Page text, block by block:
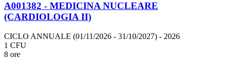
A001382 - MEDICINA NUCLEARE
(CARDIOLOGIA II)
CICLO ANNUALE (01/11/2026 - 31/10/2027) - 2026
1 CFU
8 ore